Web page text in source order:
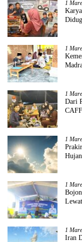
1
1
1
Dari
1
1
1
Iran